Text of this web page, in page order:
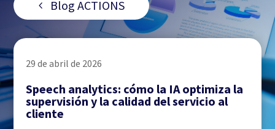
Blog ACTIONS
29 de abril de 2026
Speech analytics: cómo la IA optimiza la
supervisión y la calidad del servicio al
cliente